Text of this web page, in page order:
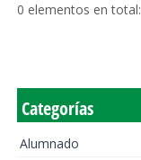
0 elementos en total:
Categorías
Alumnado